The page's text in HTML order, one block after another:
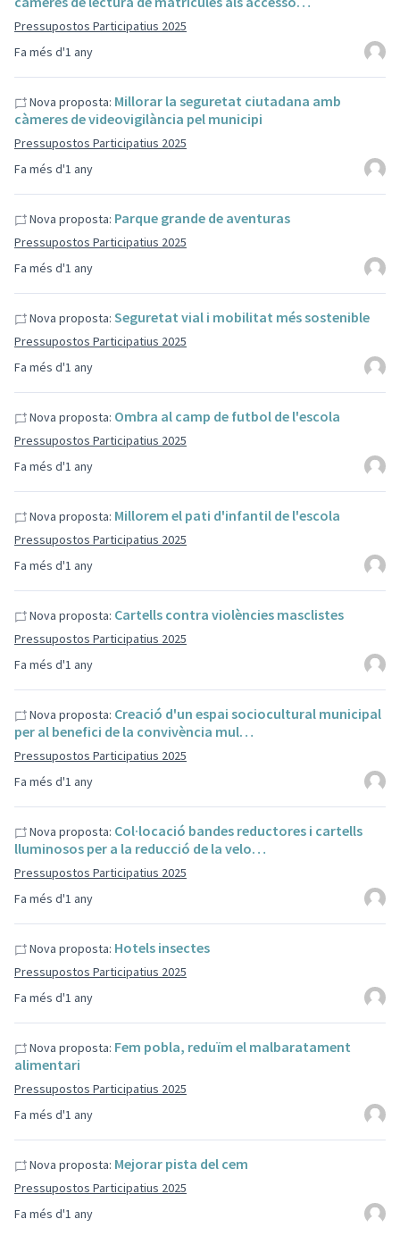
Fa més d'1 any
Pressupostos Participatius 2025
Fa més d'1 any
Nova proposta: Millorar la seguretat ciutadana amb
càmeres de videovigilància pel municipi
Pressupostos Participatius 2025
Fa més d'1 any
Nova proposta: Parque grande de aventuras
Pressupostos Participatius 2025
Fa més d'1 any
Nova proposta: Seguretat vial i mobilitat més sostenible
Pressupostos Participatius 2025
Fa més d'1 any
Nova proposta: Ombra al camp de futbol de l'escola
Pressupostos Participatius 2025
Fa més d'1 any
Nova proposta: Millorem el pati d'infantil de l'escola
Pressupostos Participatius 2025
Fa més d'1 any
Nova proposta: Cartells contra violències masclistes
Pressupostos Participatius 2025
Fa més d'1 any
Nova proposta: Creació d'un espai sociocultural municipal
per al benefici de la convivència mul…
Pressupostos Participatius 2025
Fa més d'1 any
Nova proposta: Col·locació bandes reductores i cartells
lluminosos per a la reducció de la velo…
Pressupostos Participatius 2025
Fa més d'1 any
Nova proposta: Hotels insectes
Pressupostos Participatius 2025
Fa més d'1 any
Nova proposta: Fem pobla, reduïm el malbaratament
alimentari
Pressupostos Participatius 2025
Fa més d'1 any
Nova proposta: Mejorar pista del cem
Pressupostos Participatius 2025